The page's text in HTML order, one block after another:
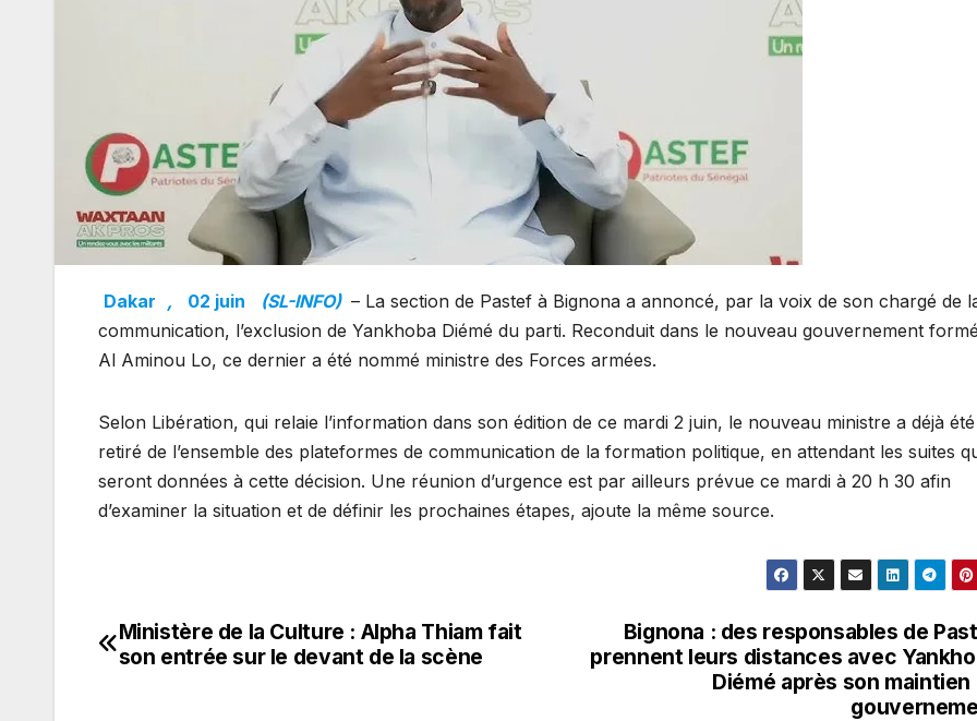
Dakar , 02 juin (SL-INFO) – La section de Pastef à Bignona a annoncé, par la voix de son chargé de
communication, l’exclusion de Yankhoba Diémé du parti. Reconduit dans le nouveau gouvernement
Al Aminou Lo, ce dernier a été nommé ministre des Forces armées.
Selon Libération, qui relaie l’information dans son édition de ce mardi 2 juin, le nouveau ministre a déjà été
retiré de l’ensemble des plateformes de communication de la formation politique, en attendant les suites
seront données à cette décision. Une réunion d’urgence est par ailleurs prévue ce mardi à 20 h 30 afin
d’examiner la situation et de définir les prochaines étapes, ajoute la même source.
Navigation
Bignona : des responsables de
prennent leurs distances avec
Diémé après son maintien
Ministère de la Culture : Alpha Thiam fait
son entrée sur le devant de la scène